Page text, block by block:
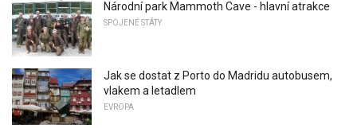
Národní park Mammoth Cave - hlavní atrakce
SPOJENÉ STÁTY
Jak se dostat z Porto do Madridu autobusem,
vlakem a letadlem
EVROPA